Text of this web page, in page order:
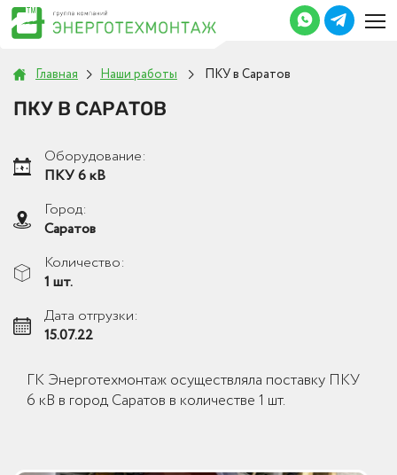
Главная Наши работы ПКУ в Саратов
ПКУ В САРАТОВ
Оборудование:
ПКУ 6 кВ
Город:
Саратов
Количество:
1 шт.
Дата отгрузки:
15.07.22
ГК Энерготехмонтаж осуществляла поставку ПКУ
6 кВ в город Саратов в количестве 1 шт.